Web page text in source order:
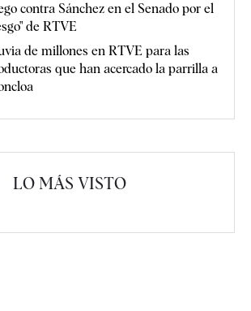
contra Sánchez en el Senado por el
de RTVE
de millones en RTVE para las
que han acercado la parrilla a
LO MÁS VISTO